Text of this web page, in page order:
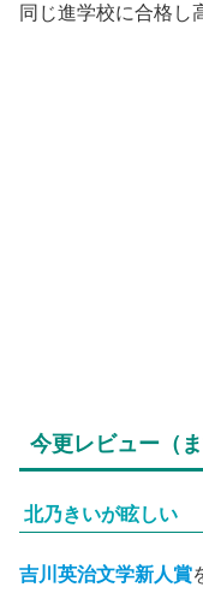
同じ進学校に合格し
今更レビュー（
北乃きいが眩しい
吉川英治文学新人賞